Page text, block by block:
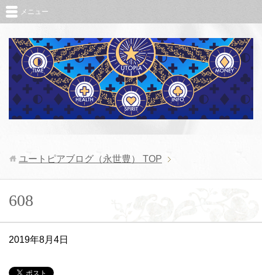
メニュー
ユートピアブログ（永世豊） TOP
608
2019年8月4日